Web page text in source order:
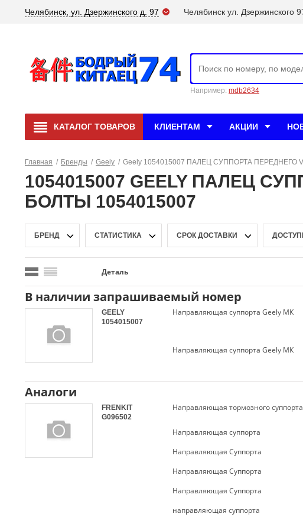
Челябинск, ул. Дзержинского д. 97 Челябинск ул. Дзержинского
Например: mdb2634
КАТАЛОГ ТОВАРОВ КЛИЕНТАМ АКЦИИ
Главная / Бренды / Geely / Geely 1054015007 ПАЛЕЦ СУППОРТА ПЕРЕДНЕГО
1054015007 GEELY ПАЛЕЦ
БОЛТЫ 1054015007
БРЕНД СТАТИСТИКА СРОК ДОСТАВКИ
Деталь
В наличии запрашиваемый номер
GEELY
1054015007
Направляющая суппорта Geely МК
Направляющая суппорта Geely МК
Аналоги
FRENKIT
G096502
Направляющая тормозного суппорта
Направляющая суппорта
Направляющая Суппорта
Направляющая Суппорта
Направляющая Суппорта
направляющая суппорта